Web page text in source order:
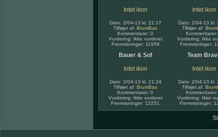
Intet ikon
Dato: 2/04-13 kl. 21:17
Tilføjet af: BrumBas
Kommentarer: 0
Vurdering: Ikke vurderet
Fremvisninger: 11959
Intet ikon
Dato: 2/04-13 kl.
Tilføjet af:
Vurdering: Ikke
Fremvisninger:
Bauer & Sof
Intet ikon
Dato: 2/04-13 kl. 21:24
Tilføjet af: BrumBas
Kommentarer: 0
Vurdering: Ikke vurderet
Fremvisninger: 12251
Team
Intet ikon
Dato: 2/04-13 kl.
Tilføjet af:
Vurdering: Ikke
Fremvisninger: